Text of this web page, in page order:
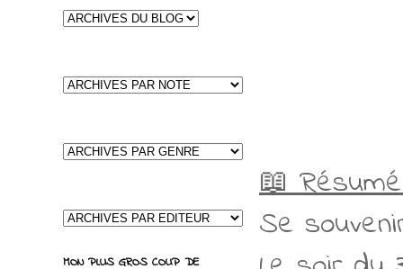
📖
Se
MON PLUS GROS COUP DE